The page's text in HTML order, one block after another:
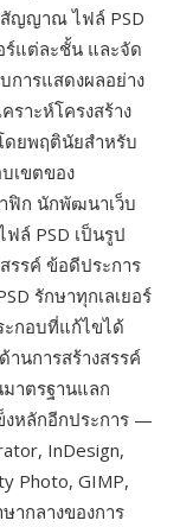
สัญญาณ ไฟล์ PSD
ร์แต่ละชั้น และจัด
การแสดงผลอย่าง
ราะห์โครงสร้าง
ดยพฤตินัยสำหรับ
เขตของ
ฟิก นักพัฒนาเว็บ
ล์ PSD เป็นรูป
รรค์ ข้อดีประการ
รักษาทุกเลเยอร์
ะกอบที่แก้ไขได้
านการสร้างสรรค์
าตรฐานแลก
งหลักอีกประการ —
InDesign,
Photo, GIMP,
ากลางของการ